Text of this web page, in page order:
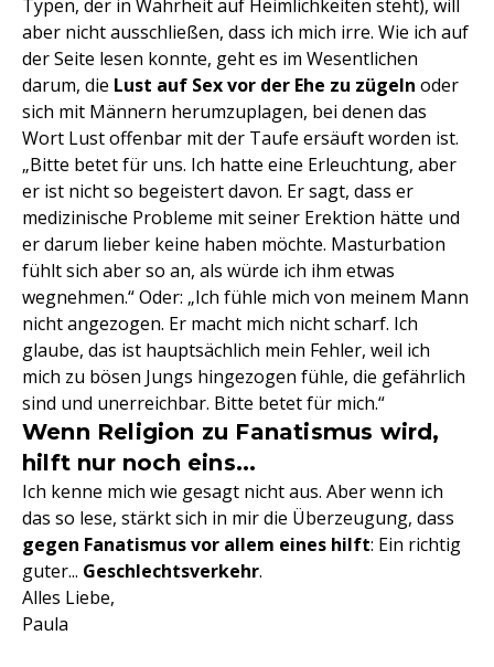
Typen, der in Wahrheit auf Heimlichkeiten steht), will
aber nicht ausschließen, dass ich mich irre. Wie ich auf
der Seite lesen konnte, geht es im Wesentlichen
darum, die Lust auf Sex vor der Ehe zu zügeln oder
sich mit Männern herumzuplagen, bei denen das
Wort Lust offenbar mit der Taufe ersäuft worden ist.
„Bitte betet für uns. Ich hatte eine Erleuchtung, aber
er ist nicht so begeistert davon. Er sagt, dass er
medizinische Probleme mit seiner Erektion hätte und
er darum lieber keine haben möchte. Masturbation
fühlt sich aber so an, als würde ich ihm etwas
wegnehmen.“ Oder: „Ich fühle mich von meinem Mann
nicht angezogen. Er macht mich nicht scharf. Ich
glaube, das ist hauptsächlich mein Fehler, weil ich
mich zu bösen Jungs hingezogen fühle, die gefährlich
sind und unerreichbar. Bitte betet für mich.“
Wenn Religion zu Fanatismus wird,
hilft nur noch eins...
Ich kenne mich wie gesagt nicht aus. Aber wenn ich
das so lese, stärkt sich in mir die Überzeugung, dass
gegen Fanatismus vor allem eines hilft: Ein richtig
guter... Geschlechtsverkehr.
Alles Liebe,
Paula